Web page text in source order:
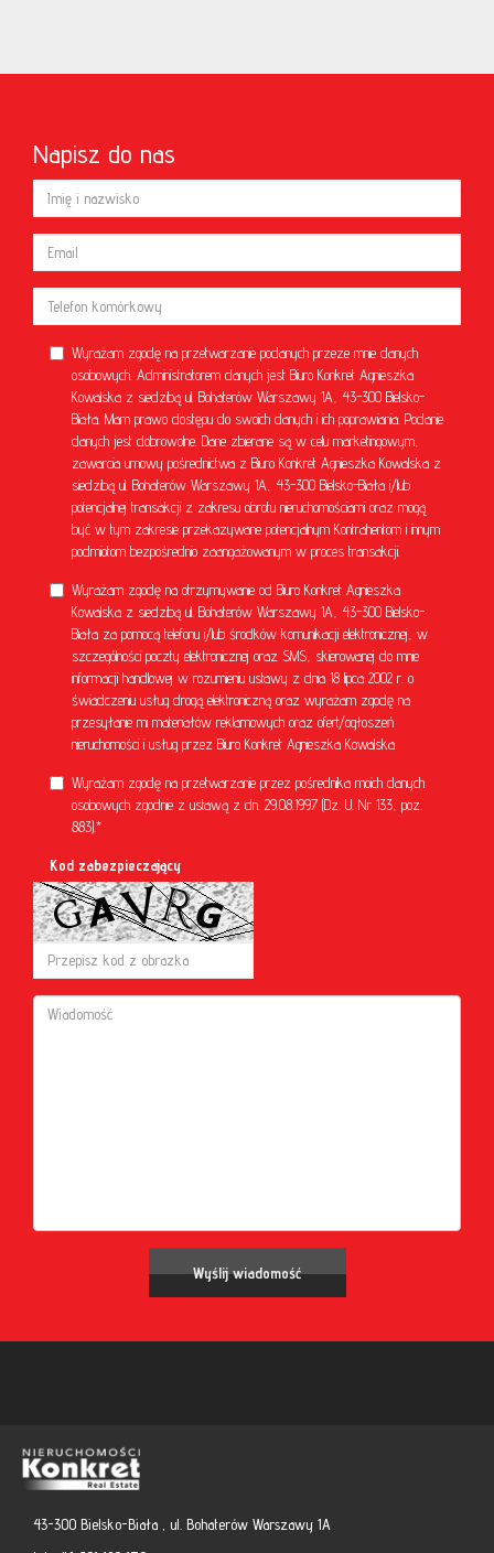
Napisz do nas
Wyrażam zgodę na przetwarzanie podanych przeze mnie danych
osobowych. Administratorem danych jest Biuro Konkret Agnieszka
Kowalska z siedzibą ul. Bohaterów Warszawy 1A, 43-300 Bielsko-
Biała. Mam prawo dostępu do swoich danych i ich poprawiania. Podanie
danych jest dobrowolne. Dane zbierane są w celu marketingowym,
zawarcia umowy pośrednictwa z Biuro Konkret Agnieszka Kowalska z
siedzibą ul. Bohaterów Warszawy 1A, 43-300 Bielsko-Biała i/lub
potencjalnej transakcji z zakresu obrotu nieruchomościami oraz mogą
być w tym zakresie przekazywane potencjalnym Kontrahentom i innym
podmiotom bezpośrednio zaangażowanym w proces transakcji.
Wyrażam zgodę na otrzymywanie od Biuro Konkret Agnieszka
Kowalska z siedzibą ul. Bohaterów Warszawy 1A, 43-300 Bielsko-
Biała za pomocą telefonu i/lub środków komunikacji elektronicznej, w
szczególności poczty elektronicznej oraz SMS, skierowanej do mnie
informacji handlowej w rozumieniu ustawy z dnia 18 lipca 2002 r. o
świadczeniu usług drogą elektroniczną oraz wyrażam zgodę na
przesyłanie mi materiałów reklamowych oraz ofert/ogłoszeń
nieruchomości i usług przez Biuro Konkret Agnieszka Kowalska
Wyrażam zgodę na przetwarzanie przez pośrednika moich danych
osobowych zgodnie z ustawą z dn. 29.08.1997 (Dz. U. Nr 133, poz.
883).*
Kod zabezpieczający
43-300 Bielsko-Biała , ul. Bohaterów Warszawy 1A